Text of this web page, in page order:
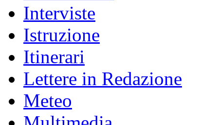
Interviste
Istruzione
Itinerari
Lettere in Redazione
Meteo